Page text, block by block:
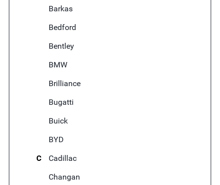
Barkas
Bedford
Bentley
BMW
Brilliance
Bugatti
Buick
BYD
C
Cadillac
Changan